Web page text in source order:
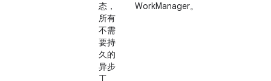
态，
所有
不需
要持
久的
异步
工
WorkManager。